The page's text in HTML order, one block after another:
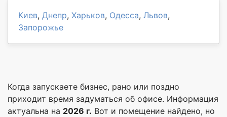
Киев, Днепр, Харьков, Одесса, Львов,
Запорожье
Когда запускаете бизнес, рано или поздно
приходит время задуматься об офисе. Информация
актуальна на 2026 г. Вот и помещение найдено, но